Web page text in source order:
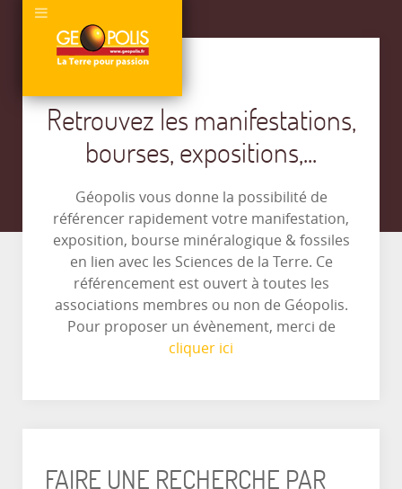
Retrouvez les manifestations,
bourses, expositions,...
Géopolis vous donne la possibilité de
référencer rapidement votre manifestation,
exposition, bourse minéralogique & fossiles
en lien avec les Sciences de la Terre. Ce
référencement est ouvert à toutes les
associations membres ou non de Géopolis.
Pour proposer un évènement, merci de
cliquer ici
FAIRE UNE RECHERCHE PAR